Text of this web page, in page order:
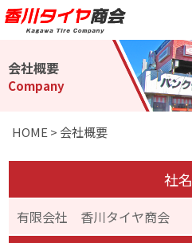
会社概要
Company
HOME > 会社概要
社名
有限会社 香川タイヤ商会